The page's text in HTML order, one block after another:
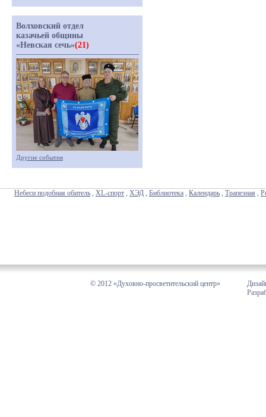
Волховский отдел
казачьей общины
«Невская сечь»(21)
Другие события
Небеси подобная обитель , XL-спорт , ХЭД , Библиотека , Календарь , Трапезная ,
© 2012 «Духовно-просветительский центр»